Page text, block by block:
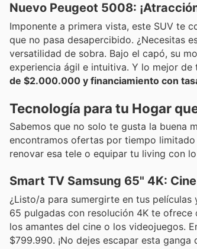
Nuevo Peugeot 5008:
Imponente a primera vista, este SUV te
que no pasa desapercibido. ¿Necesitas
versatilidad de sobra. Bajo el capó, su
experiencia ágil e intuitiva. Y lo mejor
de $2.000.000 y financiamiento con
Tecnología para tu Hogar
Sabemos que no solo te gusta la buena
encontramos ofertas por tiempo
renovar esa tele o equipar tu living con
Smart TV Samsung 65" 4K:
¿Listo/a para sumergirte en tus
65 pulgadas con resolución 4K te
los amantes del cine o los videojuegos.
$799.990. ¡No dejes escapar esta ganga